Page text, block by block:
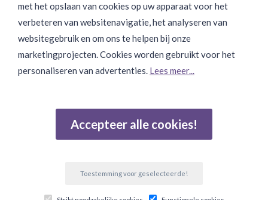
Binnen 24 uur Discreet Bezorgd:
Join Onze Community:
met het opslaan van cookies op uw apparaat voor het
verbeteren van websitenavigatie, het analyseren van
websitegebruik en om ons te helpen bij onze
marketingprojecten. Cookies worden gebruikt voor het
personaliseren van advertenties. Lees meer...
Accepteer alle cookies!
Toestemming voor geselecteerde!